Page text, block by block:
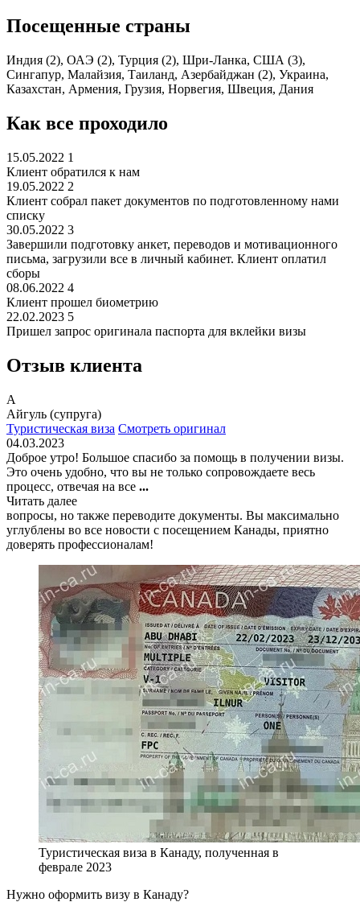
Посещенные страны
Индия (2), ОАЭ (2), Турция (2), Шри-Ланка, США (3),
Сингапур, Малайзия, Таиланд, Азербайджан (2), Украина,
Казахстан, Армения, Грузия, Норвегия, Швеция, Дания
Как все проходило
15.05.2022 1
Клиент обратился к нам
19.05.2022 2
Клиент собрал пакет документов по подготовленному нами
списку
30.05.2022 3
Завершили подготовку анкет, переводов и мотивационного
письма, загрузили все в личный кабинет. Клиент оплатил
сборы
08.06.2022 4
Клиент прошел биометрию
22.02.2023 5
Пришел запрос оригинала паспорта для вклейки визы
Отзыв клиента
А
Айгуль (супруга)
Туристическая виза Смотреть оригинал
04.03.2023
Доброе утро! Большое спасибо за помощь в получении визы.
Это очень удобно, что вы не только сопровождаете весь
процесс, отвечая на все ...
Читать далее
вопросы, но также переводите документы. Вы максимально
углублены во все новости с посещением Канады, приятно
доверять профессионалам!
Туристическая виза в Канаду, полученная в
феврале 2023
Нужно оформить визу в Канаду?